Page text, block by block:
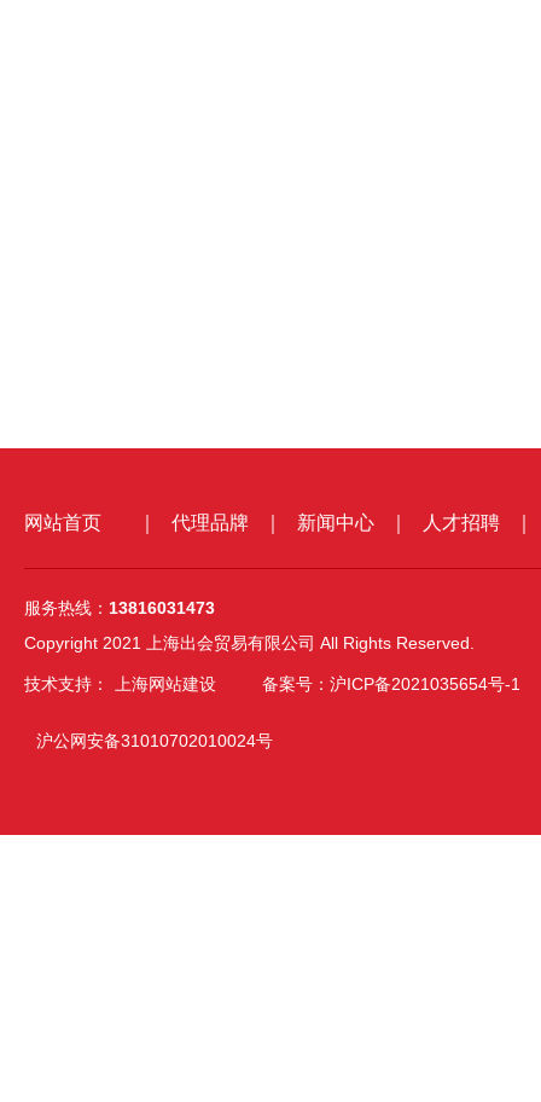
网站首页 代理品牌 新闻中心 人才招聘
服务热线： 13816031473
Copyright 2021 上海出会贸易有限公司 All Rights Reserved.
技术支持： 上海网站建设 备案号：沪ICP备2021035654号-1
沪公网安备31010702010024号